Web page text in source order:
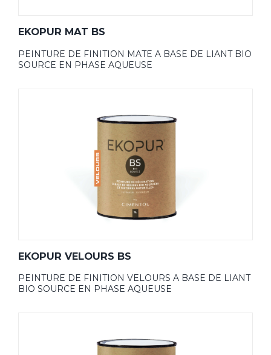
EKOPUR MAT BS
PEINTURE DE FINITION MATE A BASE DE LIANT BIO
SOURCE EN PHASE AQUEUSE
EKOPUR VELOURS BS
PEINTURE DE FINITION VELOURS A BASE DE LIANT
BIO SOURCE EN PHASE AQUEUSE